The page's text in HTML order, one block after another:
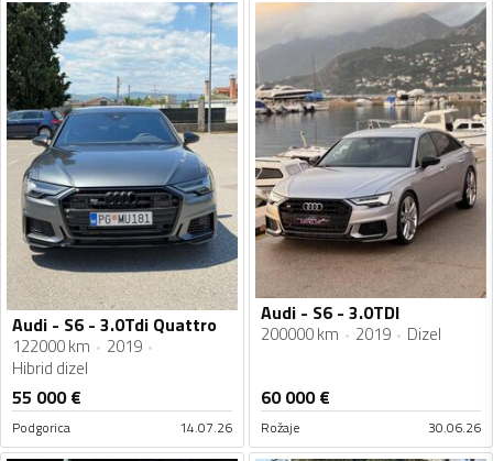
Audi - S6 - 3.0Tdi Quattro
122000 km
2019
Hibrid dizel
55 000€
Podgorica 14.07.26
Audi - S6 - 3.0TDI
200000 km 2019 Dizel
60 000€
Rožaje 30.06.26